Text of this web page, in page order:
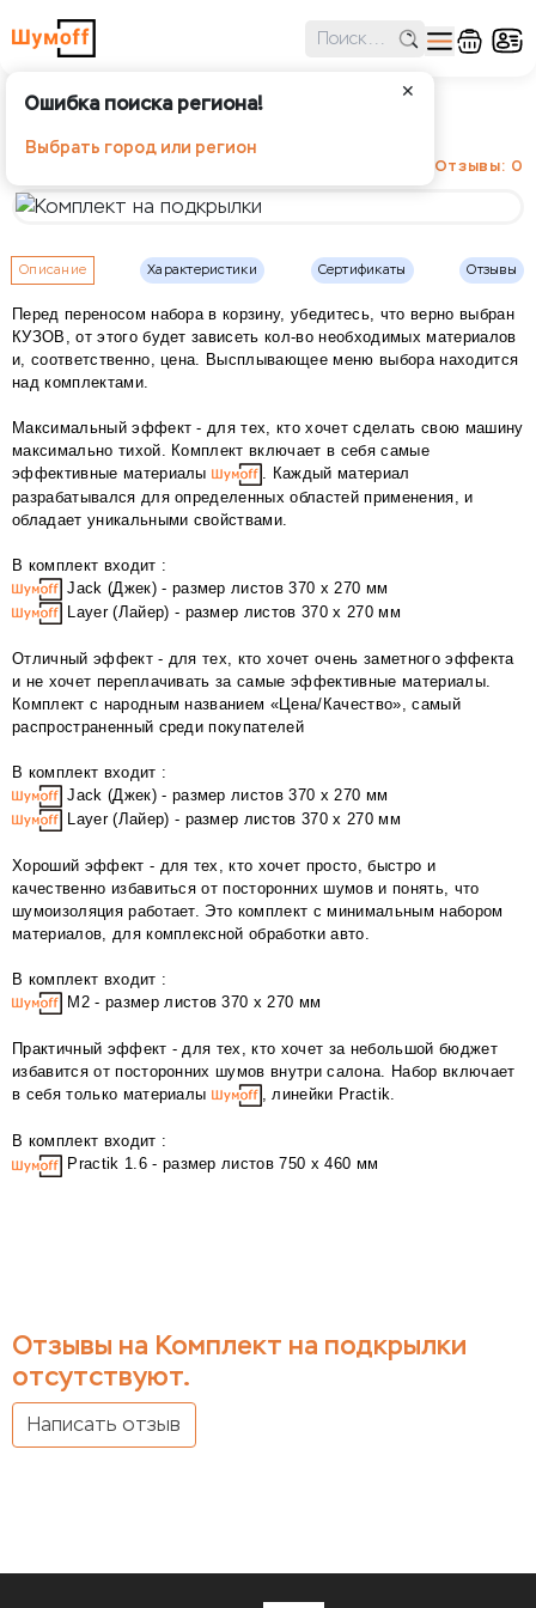
✕
Ошибка поиска региона!
Выбрать город или регион
Отзывы: 0
Описание Характеристики Сертификаты Отзывы
Перед переносом набора в корзину, убедитесь, что верно выбран
КУЗОВ, от этого будет зависеть кол-во необходимых материалов
и, соответственно, цена. Высплывающее меню выбора находится
над комплектами.
Максимальный эффект - для тех, кто хочет сделать свою машину
максимально тихой. Комплект включает в себя самые
эффективные материалы
. Каждый материал
разрабатывался для определенных областей применения, и
обладает уникальными свойствами.
В комплект входит :
Jack (Джек) - размер листов 370 х 270 мм
Layer (Лайер) - размер листов 370 х 270 мм
Отличный эффект - для тех, кто хочет очень заметного эффекта
и не хочет переплачивать за самые эффективные материалы.
Комплект с народным названием «Цена/Качество», самый
распространенный среди покупателей
В комплект входит :
Jack (Джек) - размер листов 370 х 270 мм
Layer (Лайер) - размер листов 370 х 270 мм
Хороший эффект - для тех, кто хочет просто, быстро и
качественно избавиться от посторонних шумов и понять, что
шумоизоляция работает. Это комплект с минимальным набором
материалов, для комплексной обработки авто.
В комплект входит :
М2 - размер листов 370 х 270 мм
Практичный эффект - для тех, кто хочет за небольшой бюджет
избавится от посторонних шумов внутри салона. Набор включает
в себя только материалы
, линейки Practik.
В комплект входит :
Practik 1.6 - размер листов 750 х 460 мм
Отзывы на Комплект на подкрылки
отсутствуют.
Написать отзыв